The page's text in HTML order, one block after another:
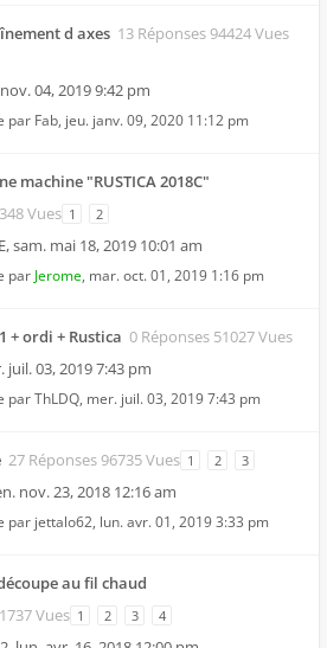
d axes 13 Réponses 94424 Vues
04, 2019 9:42 pm
par Fab, jeu. janv. 09, 2020 11:12 pm
machine "RUSTICA 2018C"
Vues 1 2
,sam. mai 18, 2019 10:01 am
par Jerome, mar. oct. 01, 2019 1:16 pm
+ ordi + Rustica 0 Réponses 51027 Vues
juil. 03, 2019 7:43 pm
parThLDQ, mer. juil. 03, 2019 7:43 pm
27 Réponses 96735 Vues 1 2 3
nov. 23, 2018 12:16 am
par jettalo62, lun. avr. 01, 2019 3:33 pm
au fil chaud
Vues 1 2 3 4